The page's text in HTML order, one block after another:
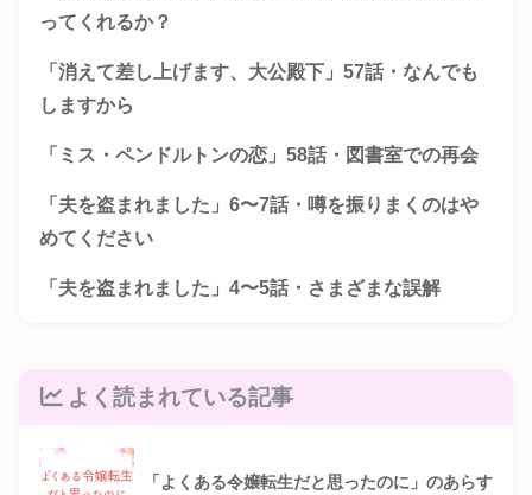
ってくれるか？
「消えて差し上げます、大公殿下」57話・なんでも
しますから
「ミス・ペンドルトンの恋」58話・図書室での再会
「夫を盗まれました」6〜7話・噂を振りまくのはや
めてください
「夫を盗まれました」4〜5話・さまざまな誤解
よく読まれている記事
「よくある令嬢転生だと思ったのに」のあらす